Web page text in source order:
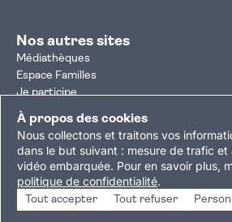
À propos des cookies
Nous collectons et traitons vos
dans le but suivant : mesure de trafic
vidéo embarquée. Pour en savoir plus,
politique de confidentialité.
Tout accepter Tout refuser
Nos autres sites
Médiathèques
Espace Familles
Je participe
Autorisation d'urbanisme
Résultats électoraux
Plan du site Nous contacterMentions
Politique de confidentialitéAccessibilité :
Gestion des cookies
Copyright © 2026 Ville de Villejuif